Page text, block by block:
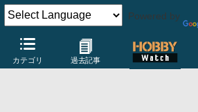
Powered by
カテゴリ 過去記事